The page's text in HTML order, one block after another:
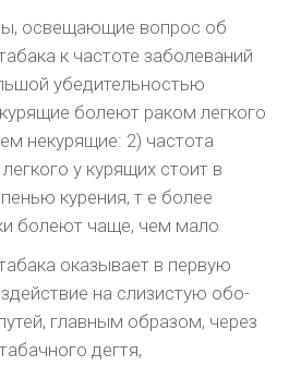
освещающие вопрос об
к частоте заболева­ний
убедительностью
болеют раком легко­го
некурящие: 2) частота
у курящих стоит в
курения, т е более
болеют чаще, чем мало
оказывает в первую
на слизистую обо­
главным образом, че­рез
дегтя,